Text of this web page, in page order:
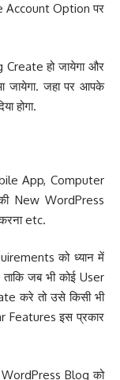
Account Option पर
हो जायेगा और
जहा पर आपके
होगा.
App, Computer
New WordPress
etc.
को ध्यान में
जब भी कोई User
करे तो उसे किसी भी
Features इस प्रकार
Blog को